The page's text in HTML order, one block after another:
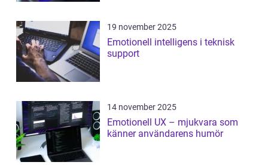
19 november 2025
Emotionell intelligens i teknisk
support
14 november 2025
Emotionell UX – mjukvara som
känner användarens humör